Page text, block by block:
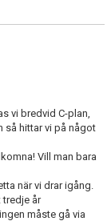
vi bredvid C-plan,
så hittar vi på något
Vill man bara
när vi drar igång.
tredje år
måste gå via